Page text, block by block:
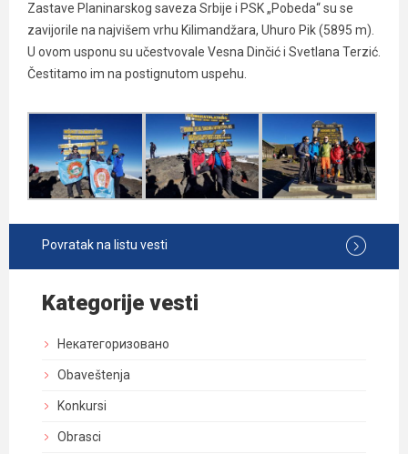
Zastave Planinarskog saveza Srbije i PSK „Pobeda“ su se
zavijorile na najvišem vrhu Kilimandžara, Uhuro Pik (5895 m).
U ovom usponu su učestvovale Vesna Dinčić i Svetlana Terzić.
Čestitamo im na postignutom uspehu.
Povratak na listu vesti
Kategorije vesti
Некатегоризовано
Obaveštenja
Konkursi
Obrasci